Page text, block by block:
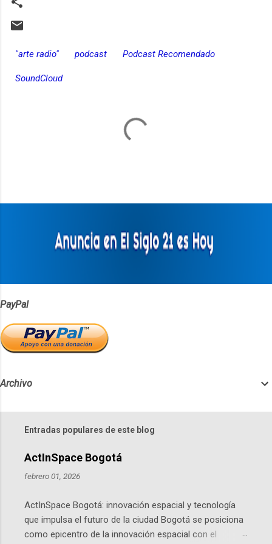
"arte radio" podcast Podcast Recomendado
SoundCloud
PayPal
Archivo
Entradas populares de este blog
ActInSpace Bogotá
febrero 01, 2026
ActInSpace Bogotá: innovación espacial y tecnología
que impulsa el futuro de la ciudad Bogotá se posiciona
como epicentro de la innovación espacial con el